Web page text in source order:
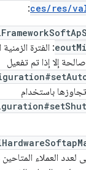
ces/res/
:
: الفترة الزمنية
إلا إذا تم تفعيل
باستخدام
لعدد العملاء